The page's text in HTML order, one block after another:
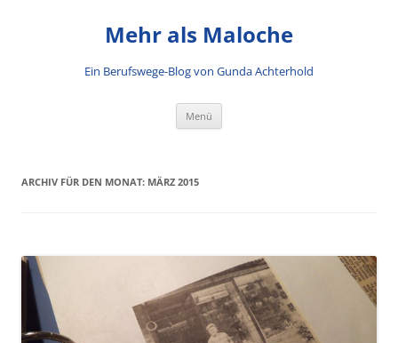
Mehr als Maloche
Ein Berufswege-Blog von Gunda Achterhold
Menü
ARCHIV FÜR DEN MONAT: MÄRZ 2015